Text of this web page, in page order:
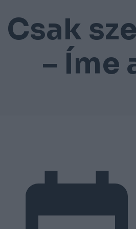
Csak
– Íme